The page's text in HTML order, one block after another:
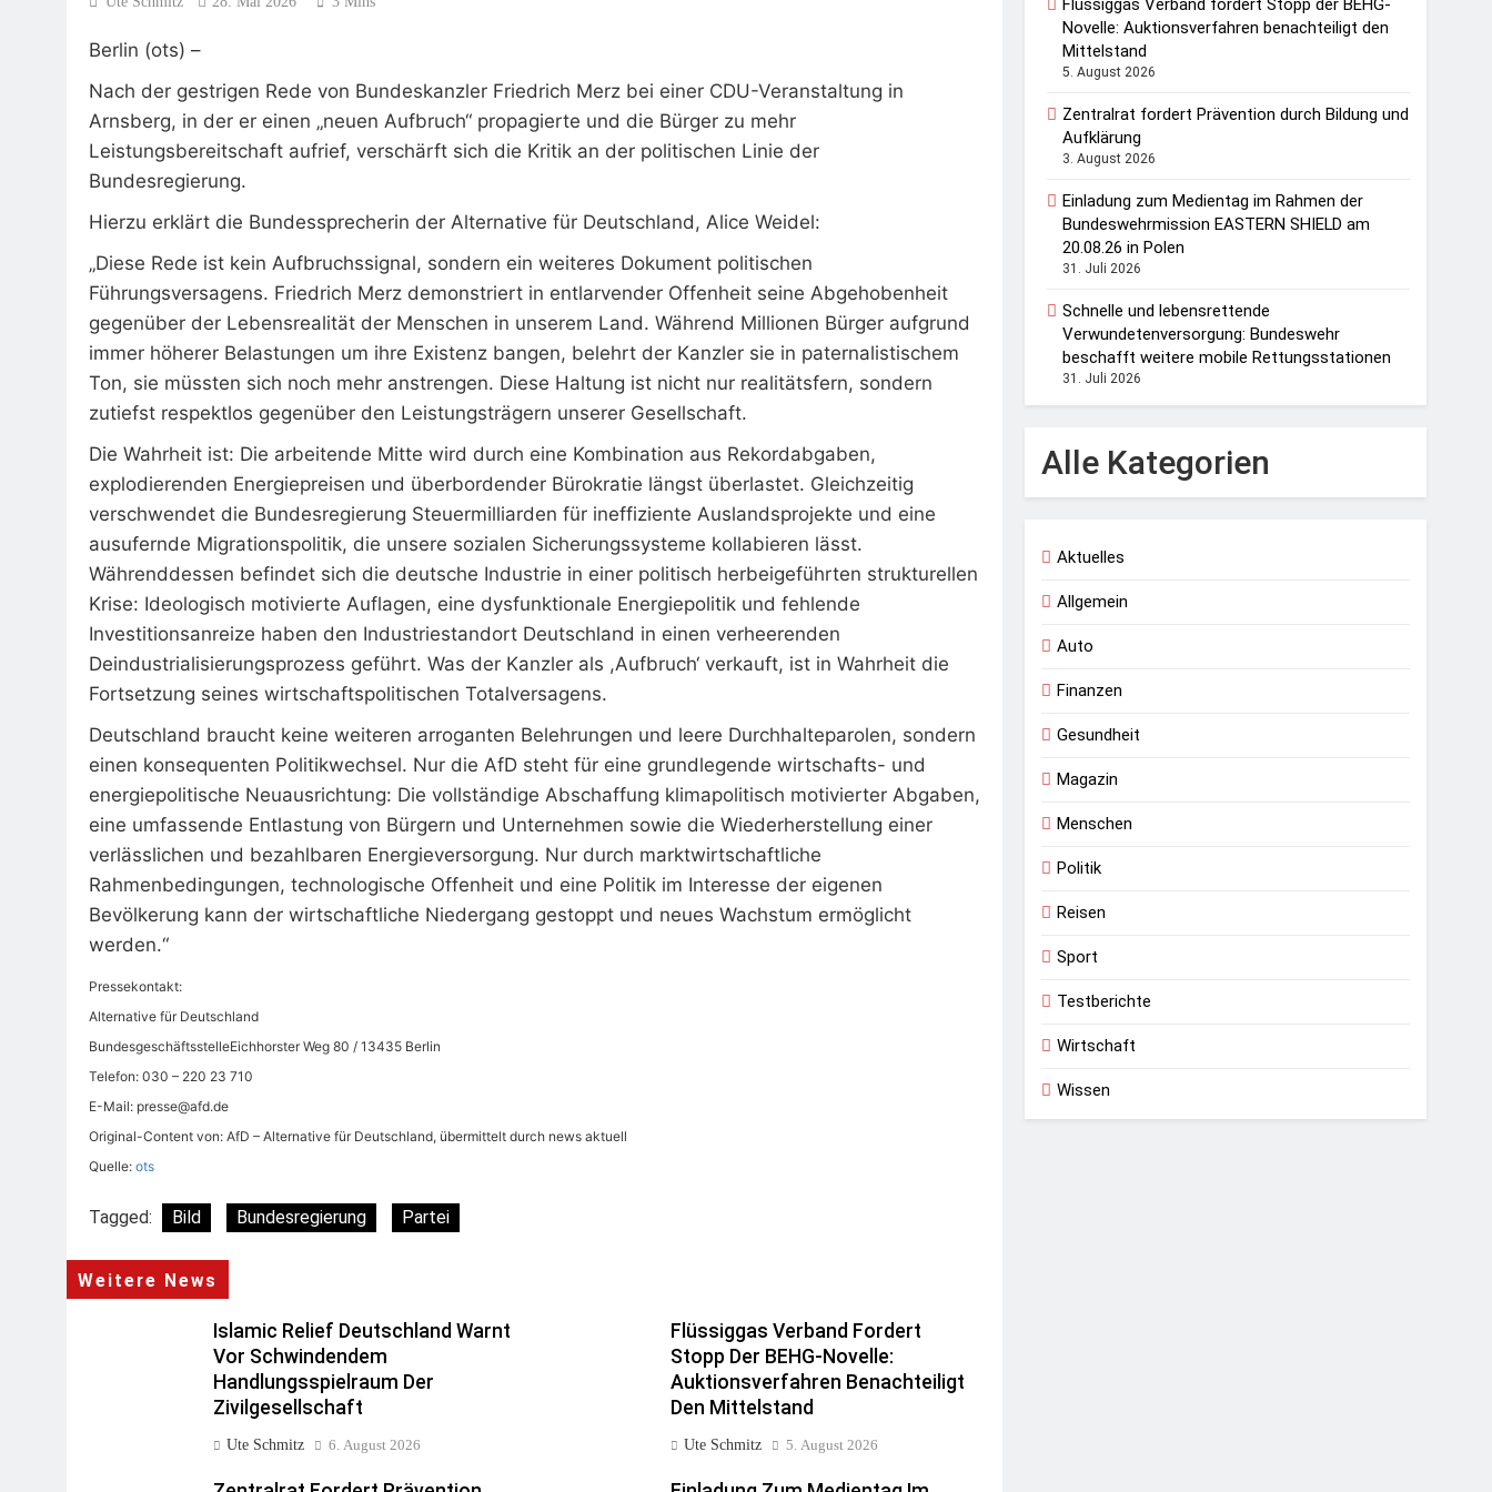
Berlin (ots) –
Nach der gestrigen Rede von Bundeskanzler Friedrich Merz bei einer CDU-Veranstaltung in
Arnsberg, in der er einen „neuen Aufbruch“ propagierte und die Bürger zu mehr
Leistungsbereitschaft aufrief, verschärft sich die Kritik an der politischen Linie der
Bundesregierung.
Hierzu erklärt die Bundessprecherin der Alternative für Deutschland, Alice Weidel:
„Diese Rede ist kein Aufbruchssignal, sondern ein weiteres Dokument politischen
Führungsversagens. Friedrich Merz demonstriert in entlarvender Offenheit seine Abgehobenheit
gegenüber der Lebensrealität der Menschen in unserem Land. Während Millionen Bürger aufgrund
immer höherer Belastungen um ihre Existenz bangen, belehrt der Kanzler sie in paternalistischem
Ton, sie müssten sich noch mehr anstrengen. Diese Haltung ist nicht nur realitätsfern, sondern
zutiefst respektlos gegenüber den Leistungsträgern unserer Gesellschaft.
Die Wahrheit ist: Die arbeitende Mitte wird durch eine Kombination aus Rekordabgaben,
explodierenden Energiepreisen und überbordender Bürokratie längst überlastet. Gleichzeitig
verschwendet die Bundesregierung Steuermilliarden für ineffiziente Auslandsprojekte und eine
ausufernde Migrationspolitik, die unsere sozialen Sicherungssysteme kollabieren lässt.
Währenddessen befindet sich die deutsche Industrie in einer politisch herbeigeführten strukturellen
Krise: Ideologisch motivierte Auflagen, eine dysfunktionale Energiepolitik und fehlende
Investitionsanreize haben den Industriestandort Deutschland in einen verheerenden
Deindustrialisierungsprozess geführt. Was der Kanzler als ,Aufbruch‘ verkauft, ist in Wahrheit die
Fortsetzung seines wirtschaftspolitischen Totalversagens.
Deutschland braucht keine weiteren arroganten Belehrungen und leere Durchhalteparolen, sondern
einen konsequenten Politikwechsel. Nur die AfD steht für eine grundlegende wirtschafts- und
energiepolitische Neuausrichtung: Die vollständige Abschaffung klimapolitisch motivierter Abgaben,
eine umfassende Entlastung von Bürgern und Unternehmen sowie die Wiederherstellung einer
verlässlichen und bezahlbaren Energieversorgung. Nur durch marktwirtschaftliche
Rahmenbedingungen, technologische Offenheit und eine Politik im Interesse der eigenen
Bevölkerung kann der wirtschaftliche Niedergang gestoppt und neues Wachstum ermöglicht
werden.“
Pressekontakt:
Alternative für Deutschland
BundesgeschäftsstelleEichhorster Weg 80 / 13435 Berlin
Telefon: 030 – 220 23 710
E-Mail: presse@afd.de
Original-Content von: AfD – Alternative für Deutschland, übermittelt durch news aktuell
Quelle: ots
Tagged: Bild Bundesregierung Partei
Weitere News
Islamic Relief Deutschland Warnt
Vor Schwindendem
Handlungsspielraum Der
Zivilgesellschaft
Ute Schmitz 6. August 2026
Flüssiggas Verband Fordert
Stopp Der BEHG-Novelle:
Auktionsverfahren Benachteiligt
Den Mittelstand
Ute Schmitz 5. August 2026
Flüssiggas Verband fordert Stopp der BEHG-
Novelle: Auktionsverfahren benachteiligt den
Mittelstand
5. August 2026
Zentralrat fordert Prävention durch Bildung und
Aufklärung
3. August 2026
Einladung zum Medientag im Rahmen der
Bundeswehrmission EASTERN SHIELD am
20.08.26 in Polen
31. Juli 2026
Schnelle und lebensrettende
Verwundetenversorgung: Bundeswehr
beschafft weitere mobile Rettungsstationen
31. Juli 2026
Alle Kategorien
Aktuelles
Allgemein
Auto
Finanzen
Gesundheit
Magazin
Menschen
Politik
Reisen
Sport
Testberichte
Wirtschaft
Wissen